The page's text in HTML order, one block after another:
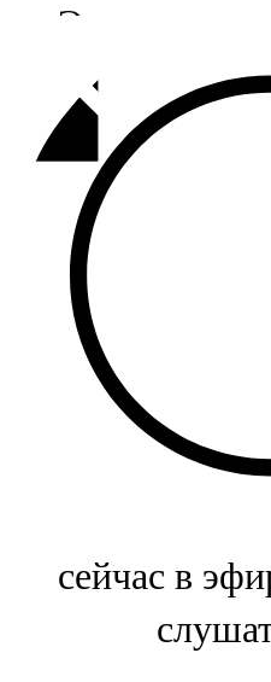
Әлмәт
92,9 FM
Базарлы матак
107,1 FM
Балык бистәсе
104,9 FM
Баулы
107,5 FM
Биләр
Болгар
сейчас в